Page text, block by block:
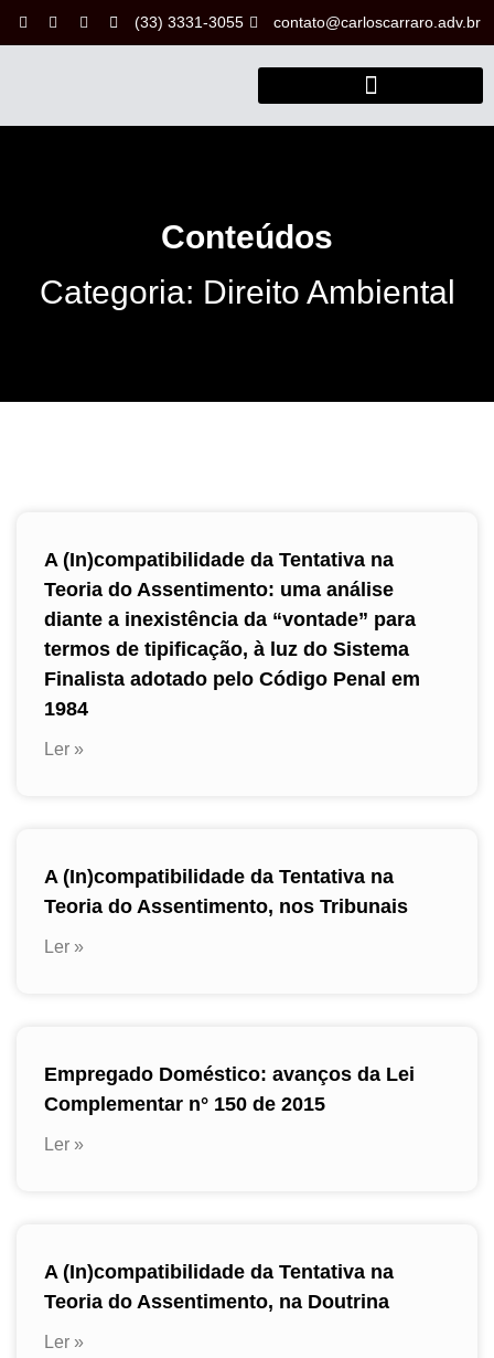
(33) 3331-3055 contato@carloscarraro.adv.br
Conteúdos
Categoria: Direito Ambiental
A (In)compatibilidade da Tentativa na
Teoria do Assentimento: uma análise
diante a inexistência da “vontade” para
termos de tipificação, à luz do Sistema
Finalista adotado pelo Código Penal em
1984
Ler »
A (In)compatibilidade da Tentativa na
Teoria do Assentimento, nos Tribunais
Ler »
Empregado Doméstico: avanços da Lei
Complementar n° 150 de 2015
Ler »
A (In)compatibilidade da Tentativa na
Teoria do Assentimento, na Doutrina
Ler »